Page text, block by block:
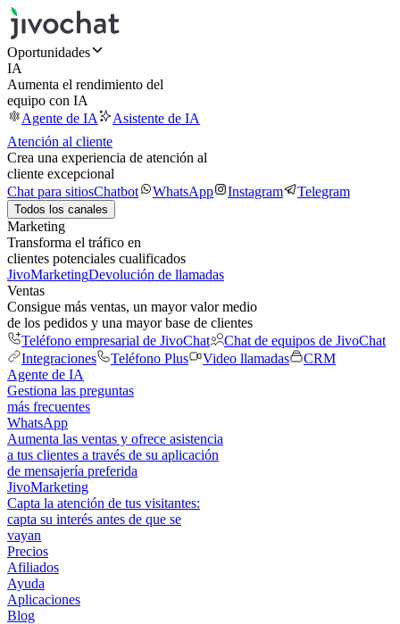
Oportunidades
IA
Aumenta el rendimiento del
equipo con IA
Agente de IA
Asistente de IA
Atención al cliente
Crea una experiencia de atención al
cliente excepcional
Chat para sitiosChatbot WhatsApp Instagram Telegram
Todos los canales
Marketing
Transforma el tráfico en
clientes potenciales cualificados
JivoMarketingDevolución de llamadas
Ventas
Consigue más ventas, un mayor valor medio
de los pedidos y una mayor base de clientes
Teléfono empresarial de JivoChat
Chat de equipos de JivoChat
Integraciones
Teléfono Plus Video llamadas
CRM
Agente de IA
Gestiona las preguntas
más frecuentes
WhatsApp
Aumenta las ventas y ofrece asistencia
a tus clientes a través de su aplicación
de mensajería preferida
JivoMarketing
Capta la atención de tus visitantes:
capta su interés antes de que se
vayan
Precios
Afiliados
Ayuda
Aplicaciones
Blog